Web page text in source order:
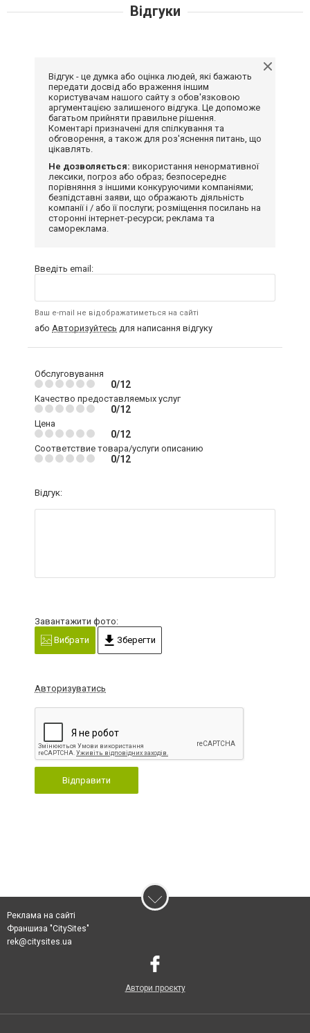
Відгуки
Відгук - це думка або оцінка людей, які бажають
передати досвід або враження іншим
користувачам нашого сайту з обов'язковою
аргументацією залишеного відгука. Це допоможе
багатьом прийняти правильне рішення.
Коментарі призначені для спілкування та
обговорення, а також для роз'яснення питань, що
цікавлять.
Не дозволяється: використання ненормативної
лексики, погроз або образ; безпосереднє
порівняння з іншими конкуруючими компаніями;
безпідставні заяви, що ображають діяльність
компанії і / або її послуги; розміщення посилань на
сторонні інтернет-ресурси; реклама та
самореклама.
Введіть email:
Ваш e-mail не відображатиметься на сайті
або Авторизуйтесь для написання відгуку
Обслуговування
0/12
Качество предоставляемых услуг
0/12
Цена
0/12
Соответствие товара/услуги описанию
0/12
Відгук:
Завантажити фото:
Вибрати
Зберегти
Авторизуватись
Відправити
Реклама на сайті
Франшиза "CitySites"
rek@citysites.ua
Автори проєкту